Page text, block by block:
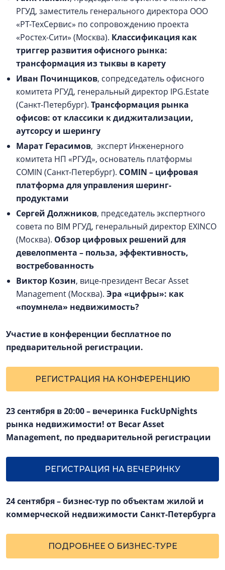
РГУД, заместитель генерального директора ООО
«РТ-ТехСервис» по сопровождению проекта
«Ростех-Сити» (Москва). Классификация как
триггер развития офисного рынка:
трансформация из тыквы в карету
Иван Починщиков, сопредседатель офисного
комитета РГУД, генеральный директор IPG.Estate
(Санкт-Петербург). Трансформация рынка
офисов: от классики к диджитализации,
аутсорсу и шерингу
Марат Герасимов, эксперт Инженерного
комитета НП «РГУД», основатель платформы
COMIN (Санкт-Петербург). COMIN – цифровая
платформа для управления шеринг-
продуктами
Сергей Должников, председатель экспертного
совета по BIM РГУД, генеральный директор EXINCO
(Москва). Обзор цифровых решений для
девелопмента – польза, эффективность,
востребованность
Виктор Козин, вице-президент Becar Asset
Management (Москва). Эра «цифры»: как
«поумнела» недвижимость?
Участие в конференции бесплатное по
предварительной регистрации.
РЕГИСТРАЦИЯ НА КОНФЕРЕНЦИЮ
23 сентября в 20:00– вечеринка FuckUpNights
рынка недвижимости! от Becar Asset
Management, по предварительной регистрации
РЕГИСТРАЦИЯ НА ВЕЧЕРИНКУ
24 сентября – бизнес-тур по объектам жилой и
коммерческой недвижимости Санкт-Петербурга
ПОДРОБНЕЕ О БИЗНЕС-ТУРЕ